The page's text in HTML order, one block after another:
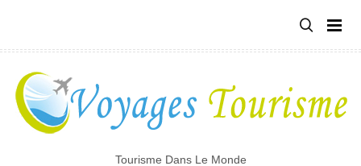
Tourisme Dans Le Monde